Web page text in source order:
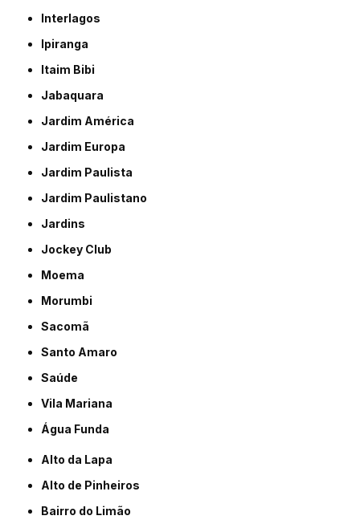
Interlagos
Ipiranga
Itaim Bibi
Jabaquara
Jardim América
Jardim Europa
Jardim Paulista
Jardim Paulistano
Jardins
Jockey Club
Moema
Morumbi
Sacomã
Santo Amaro
Saúde
Vila Mariana
Água Funda
Alto da Lapa
Alto de Pinheiros
Bairro do Limão